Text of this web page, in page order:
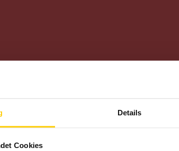
Details
Cookies
hier:» HTTPS://WWW.FACEBOOK.COM/